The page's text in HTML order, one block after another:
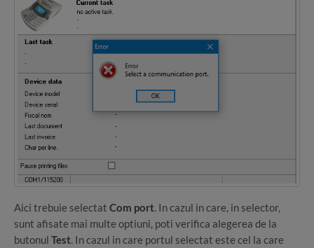
Aici trebuie selectat Com port. In cazul in care, in selector,
sunt afisate mai multe optiuni, poti verifica alegerea de la
butonul Test. In cazul in care portul selectat este cel la care